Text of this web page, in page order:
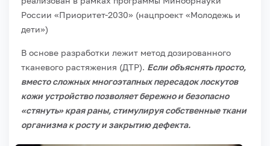
России «Приоритет-2030» (нацпроект «Молодежь и
дети»)
В основе разработки лежит метод дозированного
тканевого растяжения (ДТР). Если объяснять просто,
вместо сложных многоэтапных пересадок лоскутов
кожи устройство позволяет бережно и безопасно
«стянуть» края раны, стимулируя собственные ткани
организма к росту и закрытию дефекта.